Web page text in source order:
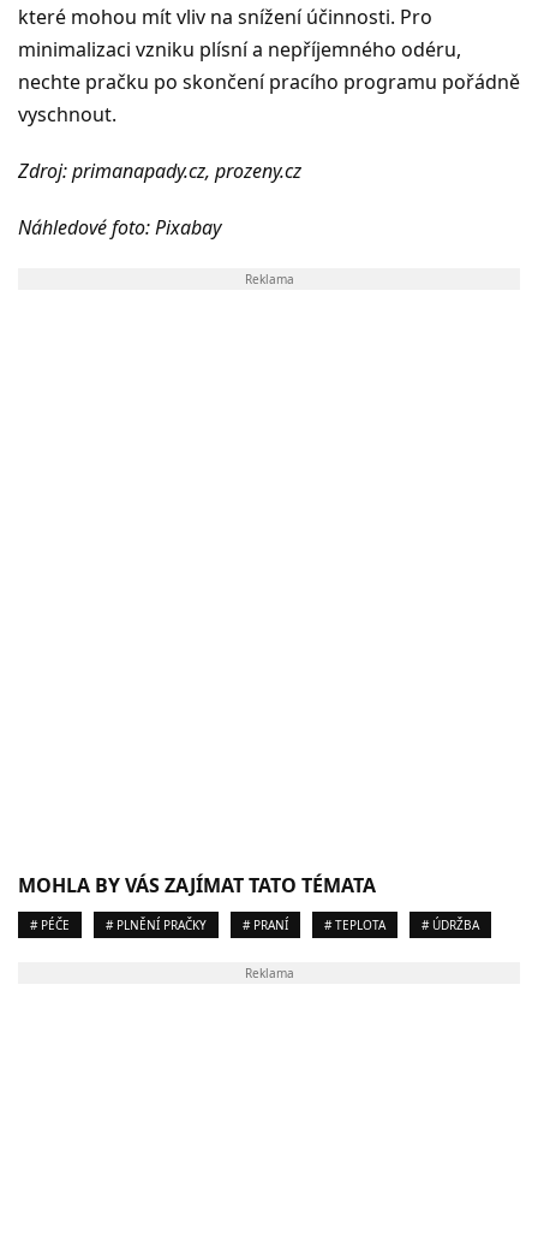
které mohou mít vliv na snížení účinnosti. Pro
minimalizaci vzniku plísní a nepříjemného odéru,
nechte pračku po skončení pracího programu pořádně
vyschnout.
Zdroj: primanapady.cz, prozeny.cz
Náhledové foto: Pixabay
Reklama
MOHLA BY VÁS ZAJÍMAT TATO TÉMATA
# PÉČE # PLNĚNÍ PRAČKY # PRANÍ # TEPLOTA # ÚDRŽBA
Reklama